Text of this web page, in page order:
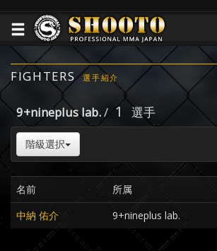
FIGHTERS 選手紹介
9+nineplus lab./ 1 選手
階級選択
名前 所属
中納 佑介
9+nineplus lab.